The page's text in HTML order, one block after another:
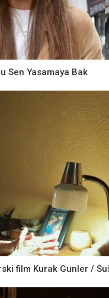
Sen Yasamaya Bak
film Kurak Gunler /